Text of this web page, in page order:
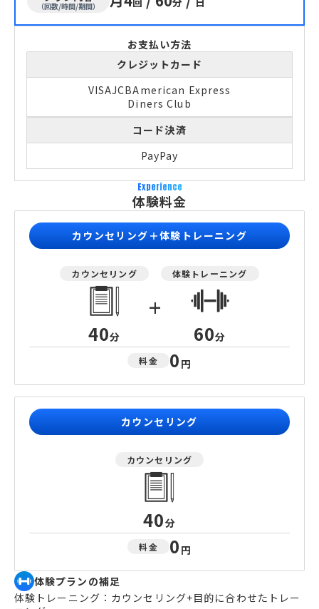
（回数/時間/期間）
お支払い方法
クレジットカード
VISAJCBAmerican Express
Diners Club
コード決済
PayPay
Experience
体験料金
カウンセリング＋体験トレーニング
カウンセリング
40分
+
体験トレーニング
60分
料金 0 円
カウンセリング
カウンセリング
40分
料金 0 円
体験プランの補足
体験トレーニング：カウンセリング+目的に合わせたトレー